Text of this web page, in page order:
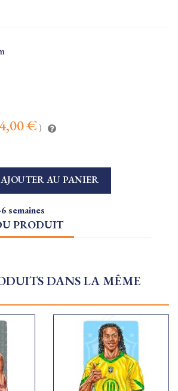
€ )
AJOUTER AU PANIER
semaines
PRODUIT
DANS LA MÊME